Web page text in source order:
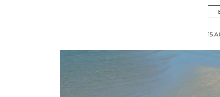
15